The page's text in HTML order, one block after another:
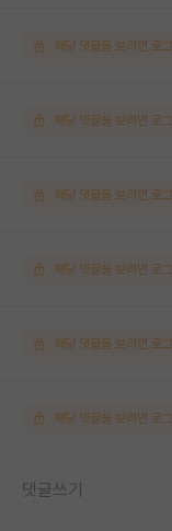
해당 댓글을 보려면 로
해당 댓글을 보려면 로
해당 댓글을 보려면 로
해당 댓글을 보려면 로
해당 댓글을 보려면 로
해당 댓글을 보려면 로
댓글쓰기